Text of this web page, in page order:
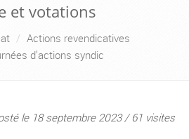
et votations
Actions revendicatives
d’actions syndic
le 18 septembre 2023 / 61 visites